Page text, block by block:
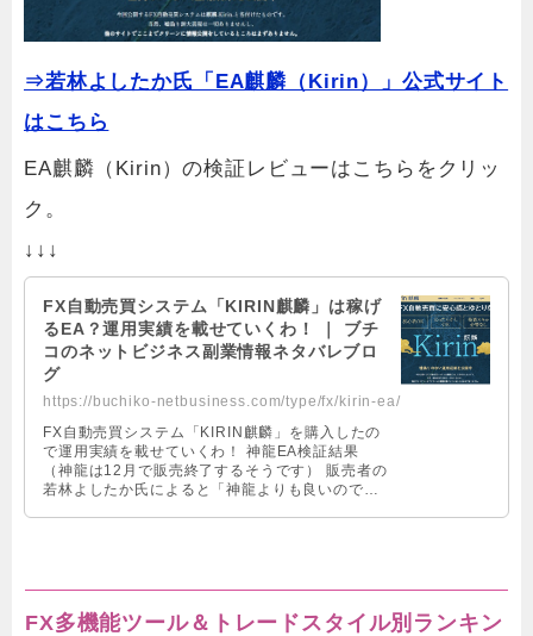
⇒若林よしたか氏「EA麒麟（Kirin）」公式サイト
はこちら
EA麒麟（Kirin）の検証レビューはこちらをクリッ
ク。
↓↓↓
FX自動売買システム「KIRIN麒麟」は稼げ
るEA？運用実績を載せていくわ！ ｜ ブチ
コのネットビジネス副業情報ネタバレブロ
グ
https://buchiko-netbusiness.com/type/fx/kirin-ea/
FX自動売買システム「KIRIN麒麟」を購入したの
で運用実績を載せていくわ！ 神龍EA検証結果
（神龍は12月で販売終了するそうです） 販売者の
若林よしたか氏によると「神龍よりも良いので、
FX多機能ツール＆トレードスタイル別ランキン